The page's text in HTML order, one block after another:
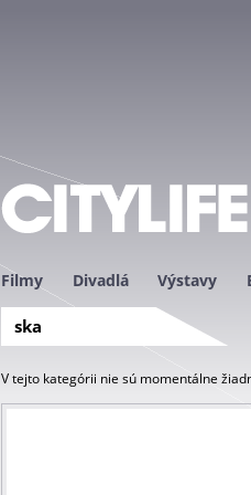
Filmy Divadlá Výstavy
ska
V tejto kategórii nie sú momentálne